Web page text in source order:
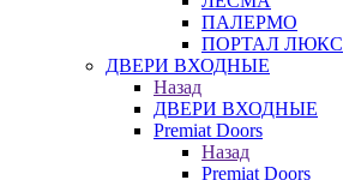
ПАЛЕРМО
ПОРТАЛ ЛЮКС
ДВЕРИ ВХОДНЫЕ
Назад
ДВЕРИ ВХОДНЫЕ
Premiat Doors
Назад
Premiat Doors